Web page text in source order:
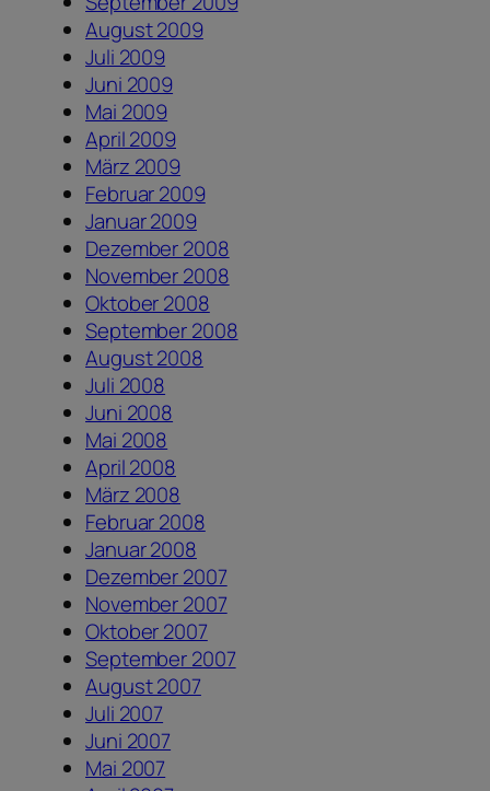
August 2009
Juli 2009
Juni 2009
Mai 2009
April 2009
März 2009
Februar 2009
Januar 2009
Dezember 2008
November 2008
Oktober 2008
September 2008
August 2008
Juli 2008
Juni 2008
Mai 2008
April 2008
März 2008
Februar 2008
Januar 2008
Dezember 2007
November 2007
Oktober 2007
September 2007
August 2007
Juli 2007
Juni 2007
Mai 2007